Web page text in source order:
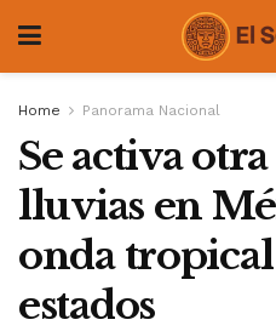
Home Panorama Nacional
Se activa
lluvias en
onda tropical
estados